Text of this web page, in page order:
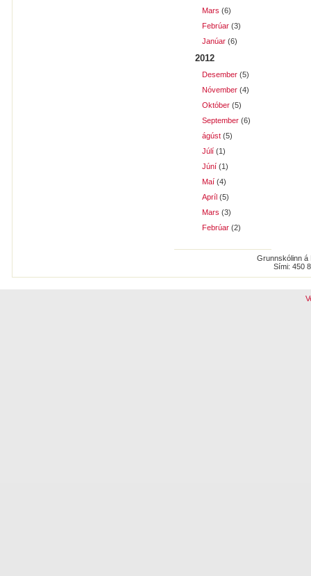
Mars (6)
Febrúar (3)
Janúar (6)
2012
Desember (5)
Nóvember (4)
Október (5)
September (6)
ágúst (5)
Júlí (1)
Júní (1)
Maí (4)
Apríl (5)
Mars (3)
Febrúar (2)
Grunnskólinn á
Sími: 450